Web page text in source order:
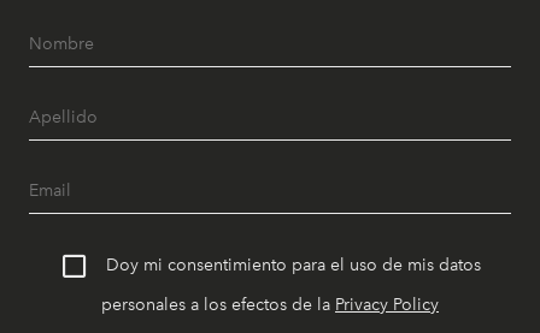
Doy mi consentimiento para el uso de mis datos
personales a los efectos de la Privacy Policy